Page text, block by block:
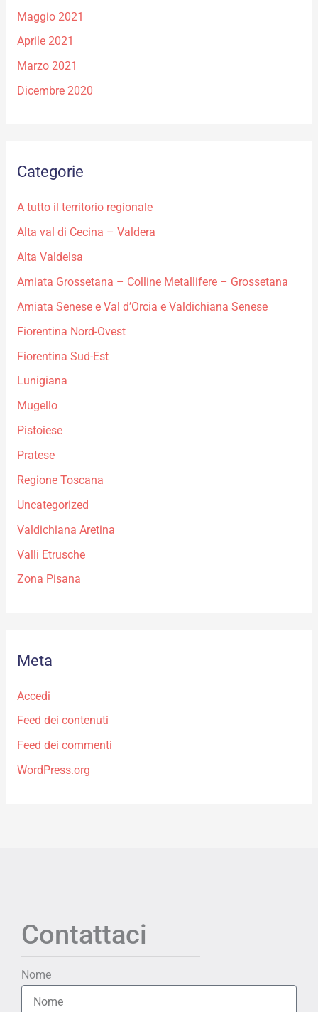
Maggio 2021
Aprile 2021
Marzo 2021
Dicembre 2020
Categorie
A tutto il territorio regionale
Alta val di Cecina – Valdera
Alta Valdelsa
Amiata Grossetana – Colline Metallifere – Grossetana
Amiata Senese e Val d’Orcia e Valdichiana Senese
Fiorentina Nord-Ovest
Fiorentina Sud-Est
Lunigiana
Mugello
Pistoiese
Pratese
Regione Toscana
Uncategorized
Valdichiana Aretina
Valli Etrusche
Zona Pisana
Meta
Accedi
Feed dei contenuti
Feed dei commenti
WordPress.org
Contattaci
Nome